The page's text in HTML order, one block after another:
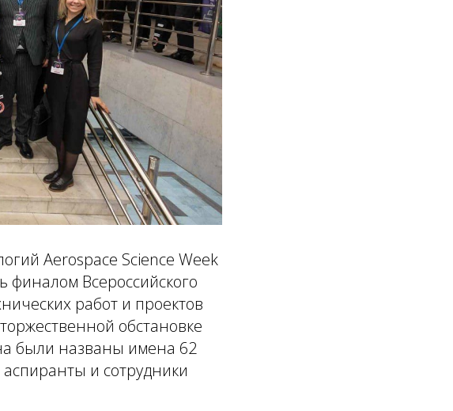
Aerospace Science Week
финалом Всероссийского
работ и проектов
обстановке
были названы имена 62
и сотрудники